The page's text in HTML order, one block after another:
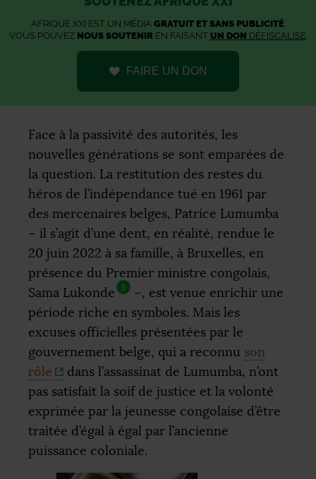
AFRIQUE XXI EST UN MÉDIA GRATUIT ET SANS PUBLICITÉ.
VOUS POUVEZ NOUS SOUTENIR EN FAISANT UN DON DÉFISCALISÉ
FAIRE UN DON
Face à la passivité des autorités, les
nouvelles générations se sont emparées de
la question. La restitution des restes du
héros de l’indépendance tué en 1961 par
des mercenaires belges, Patrice Lumumba
– il s’agit d’une dent, en réalité, rendue le
20 juin 2022 à sa famille, à Bruxelles, en
présence du Premier ministre congolais,
Sama Lukonde
5
–, est venue enrichir une
période riche en symboles. Mais les
excuses officielles présentées par le
gouvernement belge, qui a reconnu son
rôle
dans l’assassinat de Lumumba, n’ont
pas satisfait la soif de justice et la volonté
exprimée par la jeunesse congolaise d’être
traitée d’égal à égal par l’ancienne
puissance coloniale.